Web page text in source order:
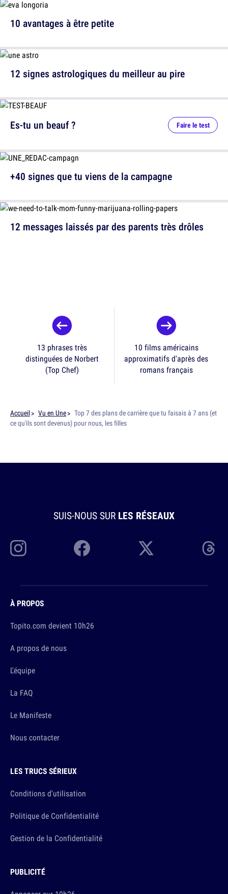
10 avantages à être petite
12 signes astrologiques du meilleur au pire
12 messages laissés par des parents très drôles
Es-tu un beauf ? Faire le test
+40 signes que tu viens de la campagne
13 phrases très
distinguées de Norbert
(Top Chef)
10 films américains
approximatifs d'après des
romans français
Accueil Vu en Une
Top 7 des plans de carrière que tu faisais à 7 ans (et
ce qu'ils sont devenus) pour nous, les filles
SUIS-NOUS SUR LES RÉSEAUX
À PROPOS
Topito.com devient 10h26
A propos de nous
L'équipe
La FAQ
Le Manifeste
Nous contacter
LES TRUCS SÉRIEUX
Conditions d'utilisation
Politique de Confidentialité
Gestion de la Confidentialité
PUBLICITÉ